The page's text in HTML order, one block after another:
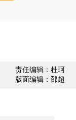
责任编辑：杜珂
版面编辑：邵超